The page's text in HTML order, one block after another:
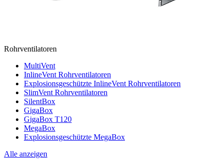
Rohrventilatoren
MultiVent
InlineVent Rohrventilatoren
Explosionsgeschützte InlineVent Rohrventilatoren
SlimVent Rohrventilatoren
SilentBox
GigaBox
GigaBox T120
MegaBox
Explosionsgeschützte MegaBox
Alle anzeigen